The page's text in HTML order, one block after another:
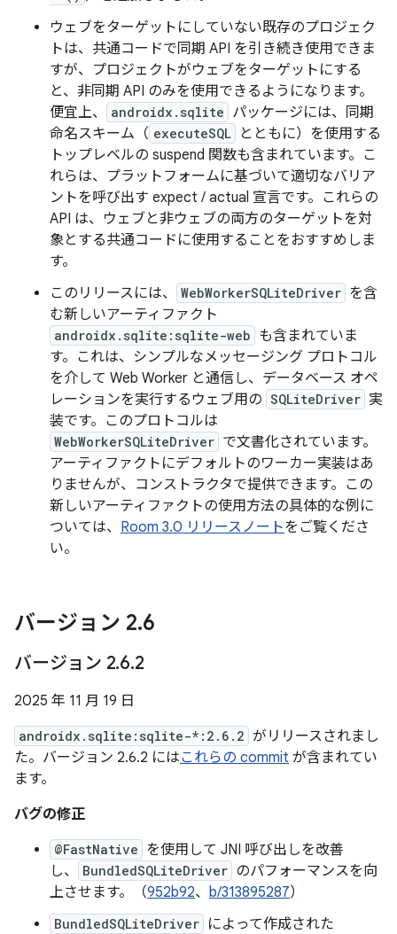
ウェブをターゲットにしていない既存のプロジェク
トは、共通コードで同期 API を引き続き使用できま
すが、プロジェクトがウェブをターゲットにする
と、非同期 API のみを使用できるようになります。
便宜上、
androidx.sqlite パッケージには、同期
命名スキーム（ executeSQL
とともに）を使用する
トップレベルの suspend 関数も含まれています。こ
れらは、プラットフォームに基づいて適切なバリア
ントを呼び出す expect / actual 宣言です。これらの
API は、ウェブと非ウェブの両方のターゲットを対
象とする共通コードに使用することをおすすめしま
す。
このリリースには、
WebWorkerSQLiteDriver を含
む新しいアーティファクト
androidx.sqlite:sqlite-web も含まれていま
す。これは、シンプルなメッセージング プロトコル
を介して Web Worker と通信し、データベース オペ
レーションを実行するウェブ用の SQLiteDriver 実
装です。このプロトコルは
WebWorkerSQLiteDriver で文書化されています。
アーティファクトにデフォルトのワーカー実装はあ
りませんが、コンストラクタで提供できます。この
新しいアーティファクトの使用方法の具体的な例に
ついては、 Room 3.0 リリースノートをご覧くださ
い。
バージョン 2.6
バージョン 2.6.2
2025 年 11 月 19 日
androidx.sqlite:sqlite-*:2.6.2 がリリースされまし
た。バージョン 2.6.2 にはこれらの commit が含まれてい
ます。
バグの修正
@FastNative を使用して JNI 呼び出しを改善
し、
BundledSQLiteDriver のパフォーマンスを向
上させます。（952b92、 b/313895287）
BundledSQLiteDriver によって作成された